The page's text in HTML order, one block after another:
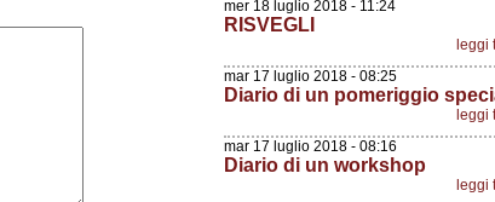
mer 18 luglio 2018 - 11:24
RISVEGLI
leggi
mar 17 luglio 2018 - 08:25
Diario di un pomeriggio
leggi
mar 17 luglio 2018 - 08:16
Diario di un workshop
leggi